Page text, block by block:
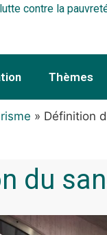
contre la
Thèmes
» Définition
du